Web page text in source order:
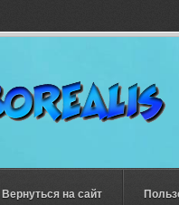
Вернуться на сайт